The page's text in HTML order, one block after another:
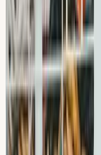
centrum.
Snabbfakta
4,8 / 5 på
Grundades
3 lokaler i
STR